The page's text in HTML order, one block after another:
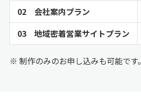
02 会社案内プラン
03 地域密着営業サイトプラン
※ 制作のみのお申し込みも可能です。